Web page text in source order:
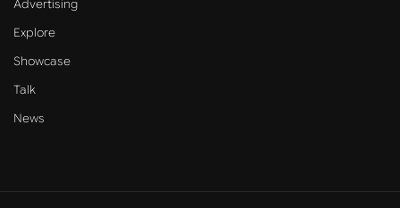
Advertising
Explore
Showcase
Talk
News